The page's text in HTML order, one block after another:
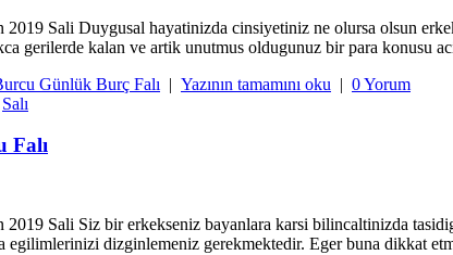
Sali Duygusal hayatinizda cinsiyetiniz ne olursa olsun
gerilerde kalan ve artik unutmus oldugunuz bir para konusu
Günlük Burç Falı | Yazının tamamını oku | 0 Yorum
Salı
Falı
Sali Siz bir erkekseniz bayanlara karsi bilincaltinizda
egilimlerinizi dizginlemeniz gerekmektedir. Eger buna dikkat